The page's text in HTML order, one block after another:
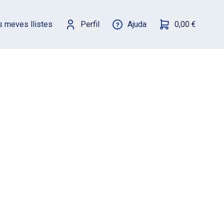
meves llistes Perfil Ajuda 0,00 €